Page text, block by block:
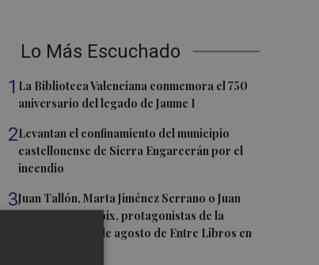
Lo Más Escuchado
1 La Biblioteca Valenciana conmemora el 750
aniversario del legado de Jaume I
2Levantan el confinamiento del municipio
castellonense de Sierra Engarcerán por el
incendio
3Juan Tallón, Marta Jiménez Serrano o Juan
Evaristo Valls Boix, protagonistas de la
programación de agosto de Entre Libros en